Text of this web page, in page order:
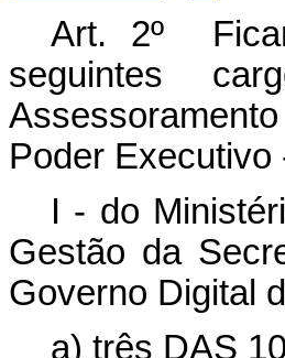
Art. 2º
seguintes
Poder
I - do
Gestão da
Governo Digital
a) três DAS